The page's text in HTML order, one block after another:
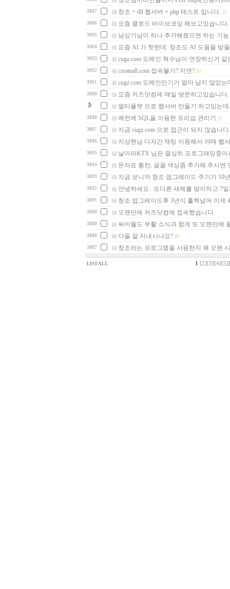
3907 창조 + dll 웹서버 + php 테스트 입니다. [2]
3906 요즘 클로드 바이브코딩 해보고있습니다.
3905 남상기님이 하나 추가해줬으면 하는 기
3904 요즘 AI 가 핫한데. 창조도 AI 도움을 받
3903 cugz.com 도메인 혁수님이 연장하신거 같
3902 createall.com 접속불가? 지연? [1]
3901 cugz.com 도메인만기가 얼마 남지 않았는
3900
요즘 커즈닷컴에 매일 방문하고있습니다.
멀티플챗 으로 웹서버 만들기 하고있는데
3898 예전에 SQL을 이용한 프리섭 관리기 [1]
3897 지금 cugz.com 으로 접근이 되지 않습니다.
3896 지상현님 다자간 채팅 이용해서 야매 웹
3895 날아라KTX 님은 열심히 프로그래밍중이
3894 문자표 횡칸, 글꼴 색상좀 추가해 주시면
3893 지금 보니까 창조 업그레이드 주기가 10
3892 안녕하세요.. 또다른 새해를 맞이하고 7
3891 창조 업그레이드후 3년이 훌쩍넘어 이제
3890 오랜만에 커즈닷컴에 접속했습니다.
3889 싸이월드 부활 소식과 함게 또 오랜만에
3888 다들 잘 지내시나요? [6]
3887 창조라는 프로그램을 사용한지 꽤 오랜
LIST ALL 1 [2] [3] [4] [5]